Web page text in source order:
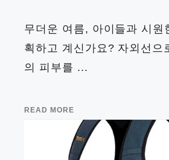
무더운 여름, 아이들과 시원
획하고 계신가요? 자외선으
의 피부를 ...
READ MORE